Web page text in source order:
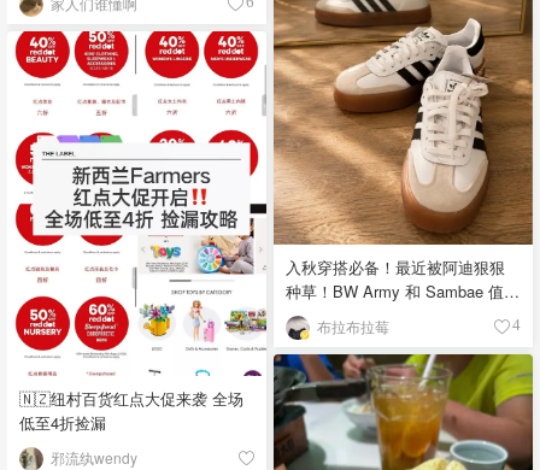
入秋穿搭必备！最近被阿迪狠狠
种草！BW Army 和 Sambae 值得
拥有！布拉布拉莓 4
🇳🇿纽村百货红点大促来袭 全场
低至4折捡漏
邪流纨wendy